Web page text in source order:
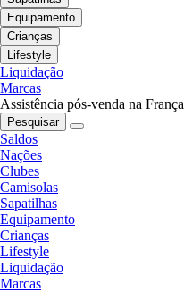
Equipamento
Crianças
Lifestyle
Liquidação
Marcas
Assistência pós-venda na França
Pesquisar
Saldos
Nações
Clubes
Camisolas
Sapatilhas
Equipamento
Crianças
Lifestyle
Liquidação
Marcas